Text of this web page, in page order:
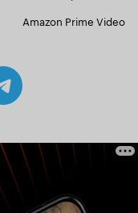
на
Amazon Prime Video